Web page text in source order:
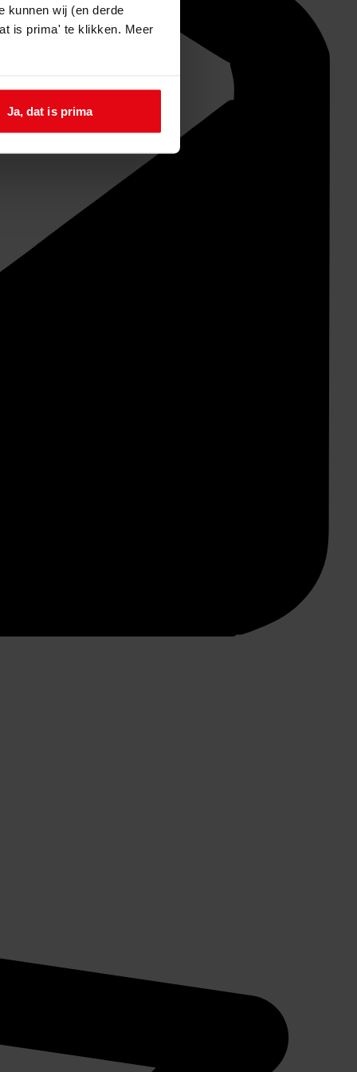
kunnen wij (en derde
is prima' te klikken. Meer
Ja, dat is prima